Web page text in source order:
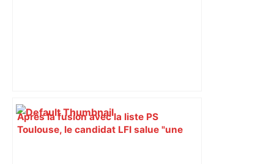
Après la fusion avec la liste PS
Toulouse, le candidat LFI salue "une